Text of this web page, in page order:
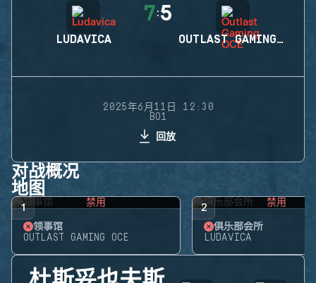
LUDAVICA
7:5
OUTLAST GAMING OCE
2025年6月11日 12:30
BO1
回放
对战概况
地图
1 禁用
领事馆
OUTLAST GAMING OCE
2 禁用
俱乐部会所
LUDAVICA